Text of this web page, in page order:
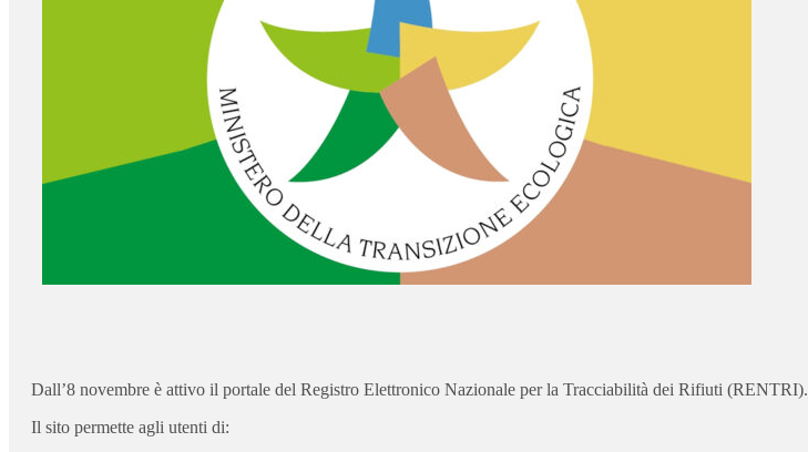
Dall’8 novembre è attivo il portale del Registro Elettronico Nazionale per la Tracciabilità dei Rifiuti (RENTRI).
Il sito permette agli utenti di: